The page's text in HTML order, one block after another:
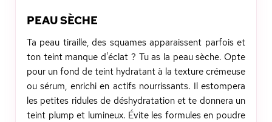
PEAU SÈCHE
Ta peau tiraille, des squames apparaissent parfois et
ton teint manque d'éclat ? Tu as la peau sèche. Opte
pour un fond de teint hydratant à la texture crémeuse
ou sérum, enrichi en actifs nourrissants. Il estompera
les petites ridules de déshydratation et te donnera un
teint plump et lumineux. Évite les formules en poudre